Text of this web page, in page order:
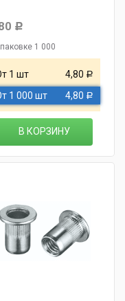
Р
1 000
1 шт 4,80 Р
1 000 шт 4,80 Р
В КОРЗИНУ